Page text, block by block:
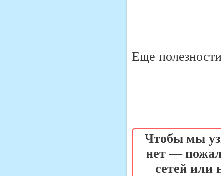
Еще
Чтобы мы
нет —
сетей или